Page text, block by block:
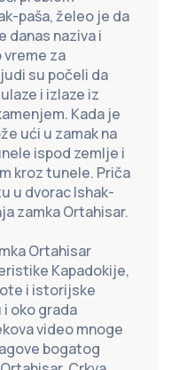
paša, želeo je da
danas naziva i
vreme za
su počeli da
i izlaze iz
Kada je
ući u zamak na
ispod zemlje i
kroz tunele. Priča
u dvorac Ishak-
zamka Ortahisar.
Ortahisar
Kapadokije,
i istorijske
oko grada
video mnoge
bogatog